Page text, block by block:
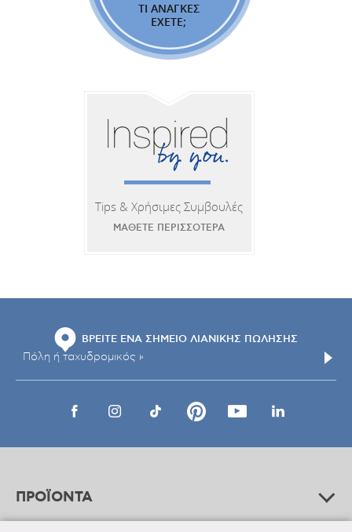
ΤΙ ΑΝΑΓΚΕΣ
ΕΧΕΤΕ;
Tips & Χρήσιμες Συμβουλές
ΜΑΘΕΤΕ ΠΕΡΙΣΣΟΤΕΡΑ
ΒΡΕΙΤΕ ΕΝΑ ΣΗΜΕΙΟ ΛΙΑΝΙΚΗΣ ΠΩΛΗΣΗΣ
ΠΡΟΪΟΝΤΑ